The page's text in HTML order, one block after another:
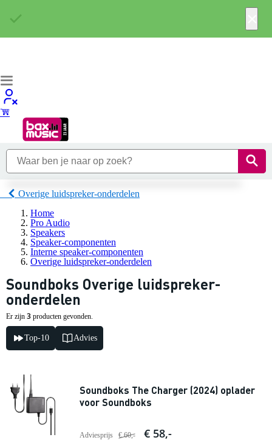
Overige luidspreker-onderdelen
Home
Pro Audio
Speakers
Speaker-componenten
Interne speaker-componenten
Overige luidspreker-onderdelen
Soundboks Overige luidspreker-
onderdelen
Er zijn 3 producten gevonden.
Top-10 Advies
Soundboks The Charger (2024) oplader
voor Soundboks
Adviesprijs € 60,- € 58,-